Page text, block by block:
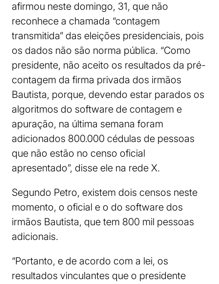
afirmou neste domingo, 31, que não
reconhece a chamada “contagem
transmitida” das eleições presidenciais, pois
os dados não são norma pública. “Como
presidente, não aceito os resultados da pré-
contagem da firma privada dos irmãos
Bautista, porque, devendo estar parados os
algoritmos do software de contagem e
apuração, na última semana foram
adicionados 800.000 cédulas de pessoas
que não estão no censo oficial
apresentado”, disse ele na rede X.
Segundo Petro, existem dois censos neste
momento, o oficial e o do software dos
irmãos Bautista, que tem 800 mil pessoas
adicionais.
“Portanto, e de acordo com a lei, os
resultados vinculantes que o presidente